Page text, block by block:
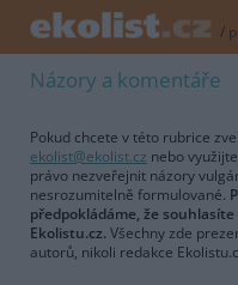
/
Názory a komentáře
Pokud chcete v této rubrice
ekolist@ekolist.cz nebo
právo nezveřejnit názory
nesrozumitelně formulované.
předpokládáme, že
Ekolistu.cz. Všechny zde
autorů, nikoli redakce